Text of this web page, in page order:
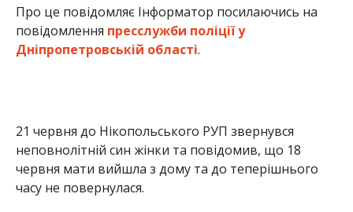
Про це повідомляє Інформатор посилаючись на
повідомлення пресслужби поліції у
Дніпропетровській області.
21 червня до Нікопольського РУП звернувся
неповнолітній син жінки та повідомив, що 18
червня мати вийшла з дому та до теперішнього
часу не повернулася.